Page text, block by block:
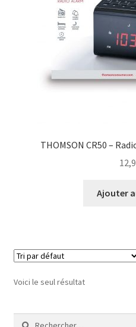
THOMSON CR50 –
Ajouter
Voici le seul résultat
Rechercher :